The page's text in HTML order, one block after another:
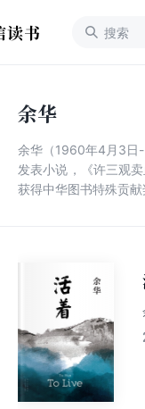
余华
余华（1960年4月3日-
发表小说，《许三观
获得中华图书特殊贡